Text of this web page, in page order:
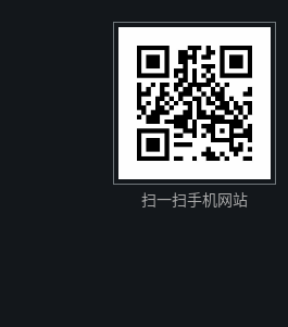
扫一扫手机网站